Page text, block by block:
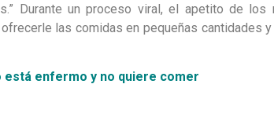
Durante un proceso viral, el apetito de
las comidas en pequeñas cantidades
está enfermo y no quiere comer